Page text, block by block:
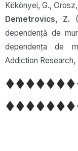
Kökönyei, G.,
Demetrovics, Z.
dependență de
dependența de
Addiction